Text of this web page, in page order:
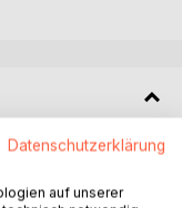
ist leicht
Und wenn wir
Datenschutzerklärung
auf unserer